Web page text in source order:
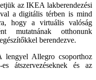
az IKEA lakberendezési
a digitális térben is mind
hogy a virtuális valóság
mutatnának otthonunk
berendezve.
Allegro csoporthoz
átszervezéseknek és az